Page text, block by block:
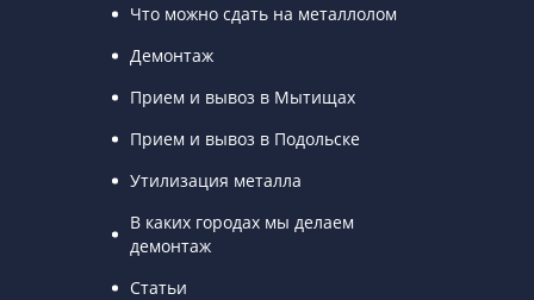
Что можно сдать на металлолом
Демонтаж
Прием и вывоз в Мытищах
Прием и вывоз в Подольске
Утилизация металла
В каких городах мы делаем
демонтаж
Статьи